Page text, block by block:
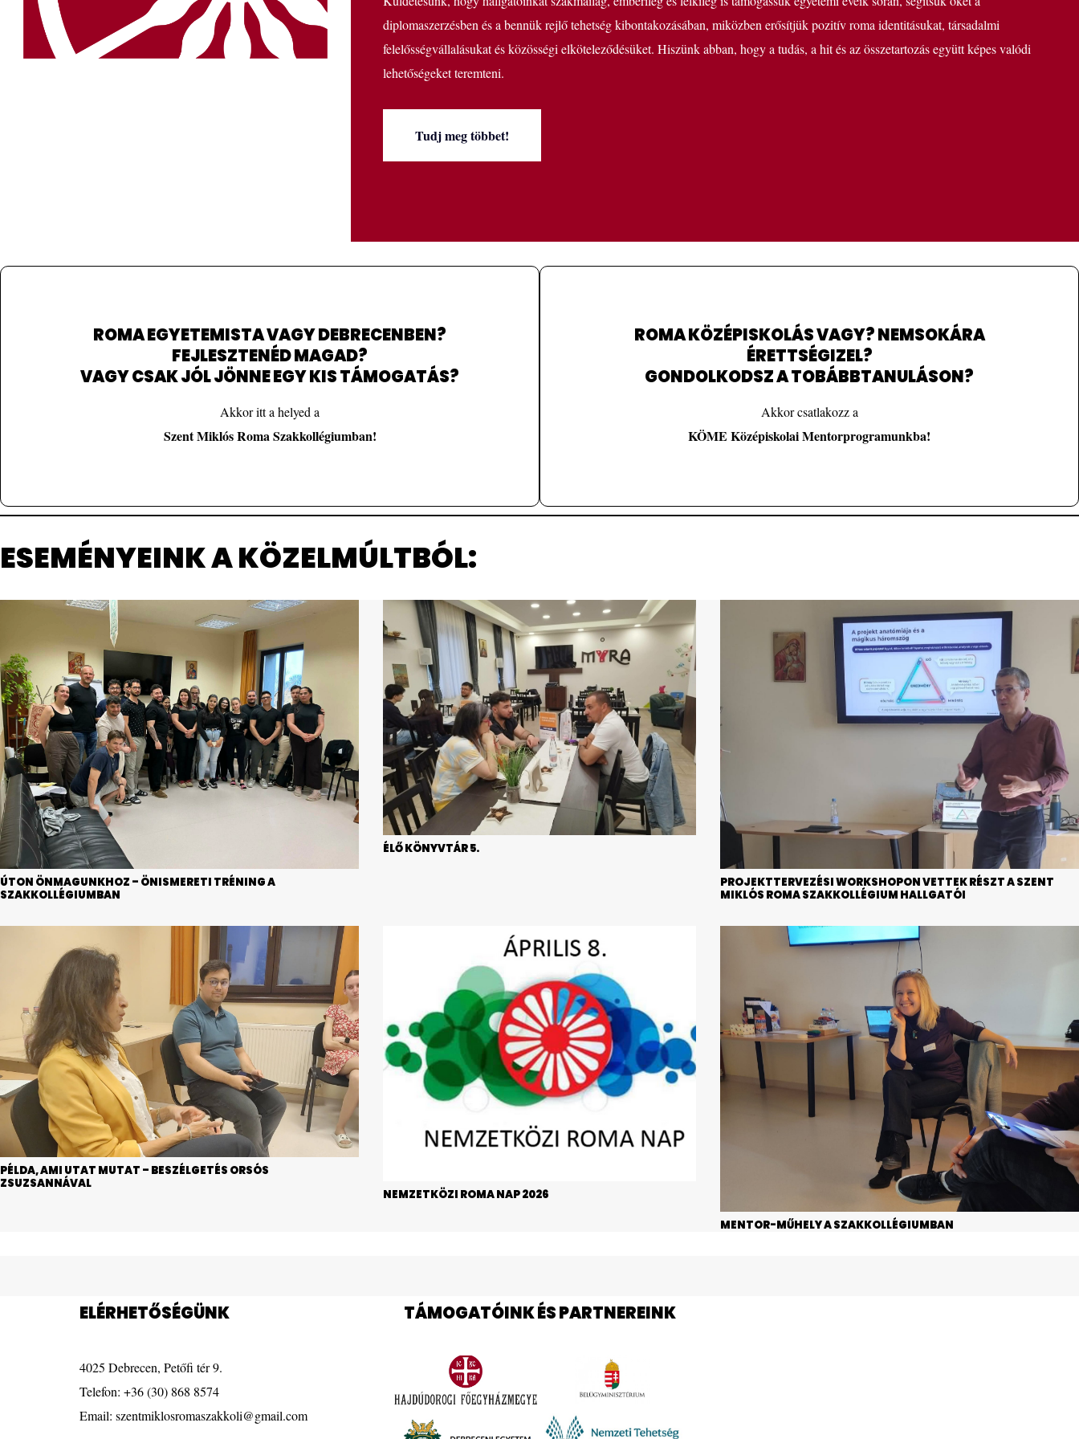
diplomaszerzésben és a bennük rejlő tehetség kibontakozásában, miközben erősítjük pozitív roma identitásukat, társadalmi
felelősségvállalásukat és közösségi elköteleződésüket. Hiszünk abban, hogy a tudás, a hit és az összetartozás együtt képes valódi
lehetőségeket teremteni.
Tudj meg többet!
ROMAEGYETEMISTA VAGY DEBRECENBEN?
FEJLESZTENÉD MAGAD?
VAGY CSAK JÓL JÖNNE EGY KIS TÁMOGATÁS?
Akkor itt a helyed a
Szent Miklós Roma Szakkollégiumban!
A szakkollégiumi felvételiről bővebben:
https://szentmiklosromaszakkoli.hu/felveteli-
informacio/
Jelentkezési lap
ROMA KÖZÉPISKOLÁS VAGY? NEMSOKÁRA
ÉRETTSÉGIZEL?
GONDOLKODSZ A TOBÁBBTANULÁSON?
Akkor csatlakozz a
KÖME Középiskolai Mentorprogramunkba!
A KÖME programról bővebben:
https://szentmiklosromaszakkoli.hu/kome/
Jelentkezési lap
ESEMÉNYEINK A KÖZELMÚLTBÓL:
ÚTON ÖNMAGUNKHOZ – ÖNISMERETI TRÉNING A
SZAKKOLLÉGIUMBAN
ÉLŐ KÖNYVTÁR 5.
PROJEKTTERVEZÉSI WORKSHOPON VETTEK RÉSZT A SZENT
MIKLÓS ROMA SZAKKOLLÉGIUM HALLGATÓI
PÉLDA, AMI UTAT MUTAT – BESZÉLGETÉS ORSÓS
ZSUZSANNÁVAL
NEMZETKÖZI ROMA NAP 2026
MENTOR-MŰHELY A SZAKKOLLÉGIUMBAN
ELÉRHETŐSÉGÜNK
4025 Debrecen, Petőfi tér 9.
Telefon: +36 (30) 868 8574
Email: szentmiklosromaszakkoli@gmail.com
TÁMOGATÓINK ÉS PARTNEREINK